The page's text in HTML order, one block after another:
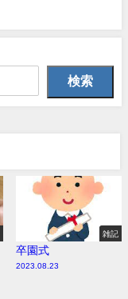
検索
雑記
卒園式
2023.08.23